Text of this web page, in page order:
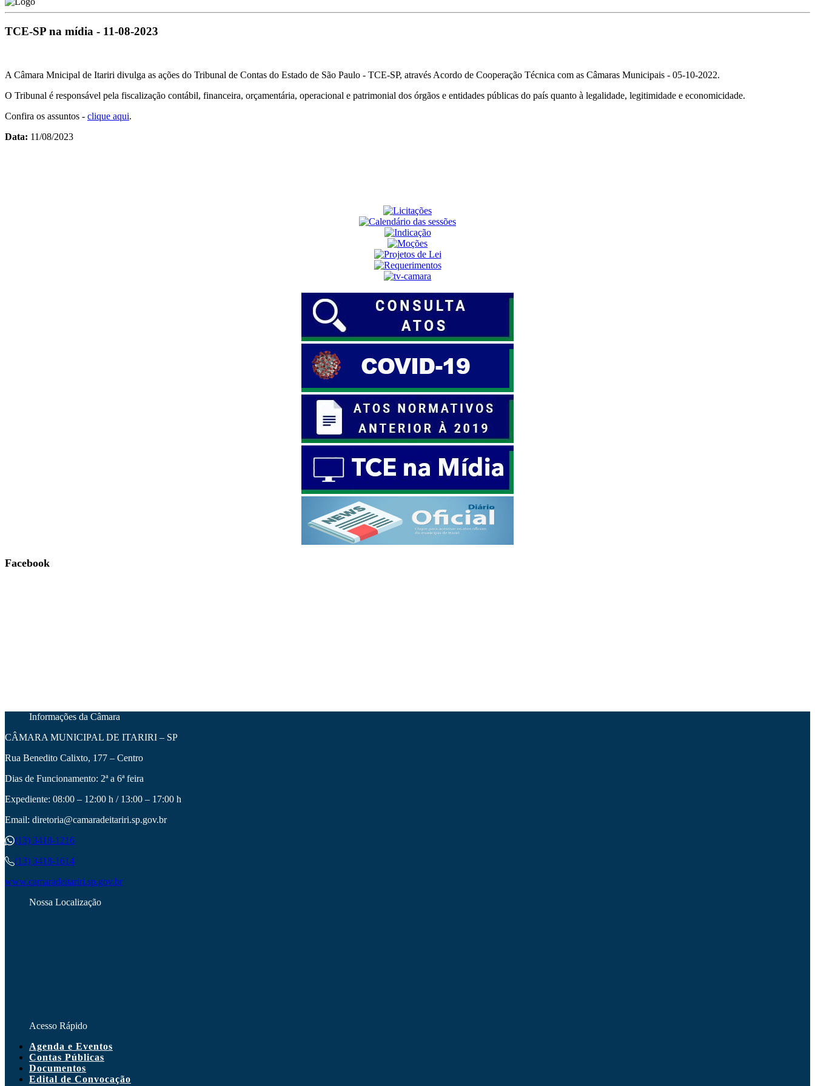
TCE-SP na mídia - 11-08-2023
A Câmara Mnicipal de Itariri divulga as ações do Tribunal de Contas do Estado de São Paulo - TCE-SP, através Acordo de Cooperação Técnica com as Câmaras Municipais - 05-10-2022.
O Tribunal é responsável pela fiscalização contábil, financeira, orçamentária, operacional e patrimonial dos órgãos e entidades públicas do país quanto à legalidade, legitimidade e economicidade.
Confira os assuntos - clique aqui.
Data: 11/08/2023
Facebook
Informações da Câmara
CÂMARA MUNICIPAL DE ITARIRI – SP
Rua Benedito Calixto, 177 – Centro
Dias de Funcionamento: 2ª a 6ª feira
Expediente: 08:00 – 12:00 h / 13:00 – 17:00 h
Email: diretoria@camaradeitariri.sp.gov.br
(13) 3418-1216
(13) 3418-1614
www.camaradeitariri.sp.gov.br
Nossa Localização
Acesso Rápido
Agenda e Eventos
Contas Públicas
Documentos
Edital de Convocação